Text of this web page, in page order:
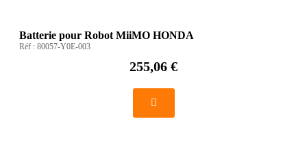
Batterie pour Robot MiiMO HONDA
Réf : 80057-Y0E-003
255,06 €